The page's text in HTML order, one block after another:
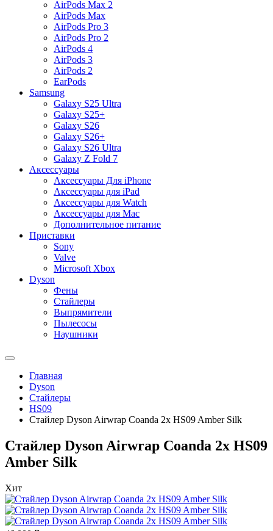
AirPods Max 2
AirPods Max
AirPods Pro 3
AirPods Pro 2
AirPods 4
AirPods 3
AirPods 2
EarPods
Samsung
Galaxy S25 Ultra
Galaxy S25+
Galaxy S26
Galaxy S26+
Galaxy S26 Ultra
Galaxy Z Fold 7
Аксессуары
Аксессуары Для iPhone
Аксессуары для iPad
Аксессуары для Watch
Аксессуары для Mac
Дополнительное питание
Приставки
Sony
Valve
Microsoft Xbox
Dyson
Фены
Стайлеры
Выпрямители
Пылесосы
Наушники
Главная
Dyson
Стайлеры
HS09
Стайлер Dyson Airwrap Coanda 2x HS09 Amber Silk
Стайлер Dyson Airwrap Coanda 2x HS09
Amber Silk
Хит